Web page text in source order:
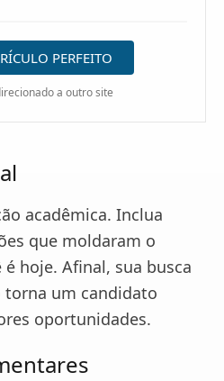
PERFEITO
a outro site
acadêmica. Inclua
que moldaram o
hoje. Afinal, sua busca
um candidato
oportunidades.